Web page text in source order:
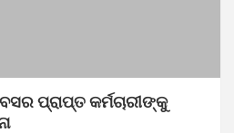
ପ୍ରାପ୍ତ କର୍ମଚାରୀଙ୍କୁ